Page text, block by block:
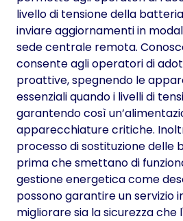
livello di tensione della
inviare aggiornamenti in
sede centrale remota.
consente agli operatori di
proattive, spegnendo le
essenziali quando i livelli di
garantendo così
apparecchiature critiche.
processo di sostituzione delle
prima che smettano di
gestione energetica come
possono garantire un servizio
migliorare sia la sicurezza che